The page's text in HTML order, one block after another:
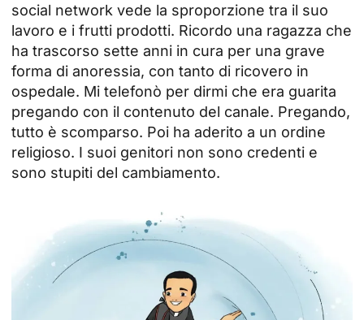
social network vede la sproporzione tra il suo
lavoro e i frutti prodotti. Ricordo una ragazza che
ha trascorso sette anni in cura per una grave
forma di anoressia, con tanto di ricovero in
ospedale. Mi telefonò per dirmi che era guarita
pregando con il contenuto del canale. Pregando,
tutto è scomparso. Poi ha aderito a un ordine
religioso. I suoi genitori non sono credenti e
sono stupiti del cambiamento.